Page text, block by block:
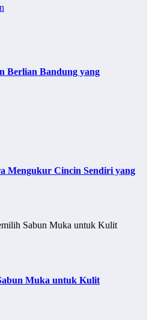
Berlian Bandung yang
Mengukur Cincin Sendiri yang
Muka untuk Kulit